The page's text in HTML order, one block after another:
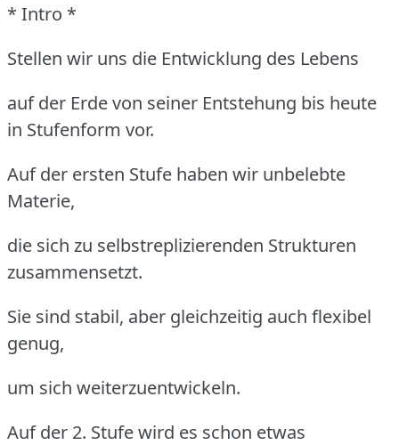
* Intro *
Stellen wir uns die Entwicklung des Lebens
auf der Erde von seiner Entstehung bis heute
in Stufenform vor.
Auf der ersten Stufe haben wir unbelebte
Materie,
die sich zu selbstreplizierenden Strukturen
zusammensetzt.
Sie sind stabil, aber gleichzeitig auch flexibel
genug,
um sich weiterzuentwickeln.
Auf der 2. Stufe wird es schon etwas